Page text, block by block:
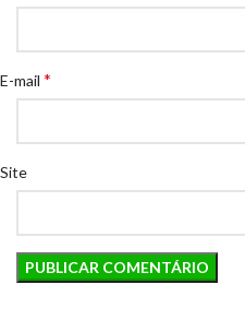
E-mail *
Site